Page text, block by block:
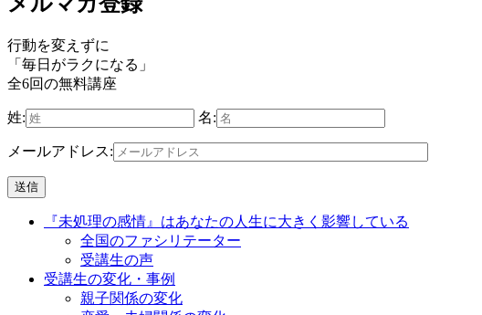
行動を変えずに
「毎日がラクになる」
全6回の無料講座
姓: 名:
メールアドレス:
『未処理の感情』はあなたの人生に大きく影響している
全国のファシリテーター
受講生の声
受講生の変化・事例
親子関係の変化